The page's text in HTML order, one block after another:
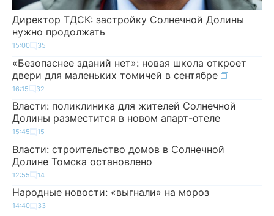
Директор ТДСК: застройку Солнечной Долины
нужно продолжать
15:00 35
«Безопаснее зданий нет»: новая школа откроет
двери для маленьких томичей в сентябре
16:15 32
Власти: поликлиника для жителей Солнечной
Долины разместится в новом апарт-отеле
15:45 15
Власти: строительство домов в Солнечной
Долине Томска остановлено
12:55 14
Народные новости: «выгнали» на мороз
14:40 33